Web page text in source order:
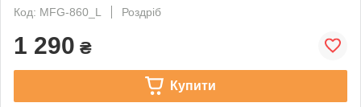
Код: MFG-860_L
Роздріб
1 290 ₴
Купити